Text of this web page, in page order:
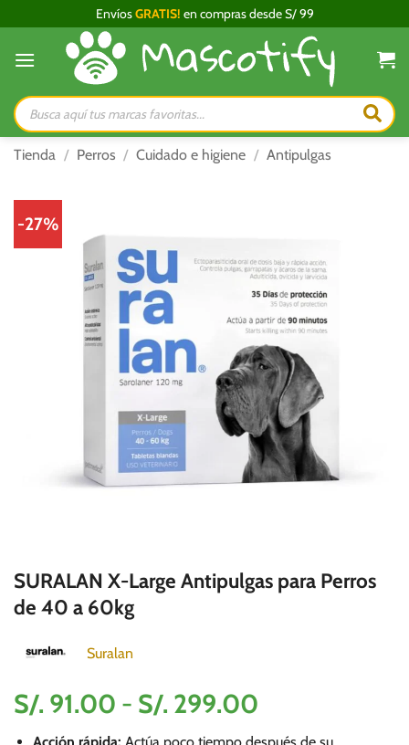
al
contenido
EnvíosGRATIS! en compras desde S/ 99
Búsqueda
de
productos
Tienda / Perros / Cuidado e higiene / Antipulgas
-27%
SURALAN X-Large Antipulgas para Perros
de 40 a 60kg
Suralan
S/. 91.00 - S/. 299.00